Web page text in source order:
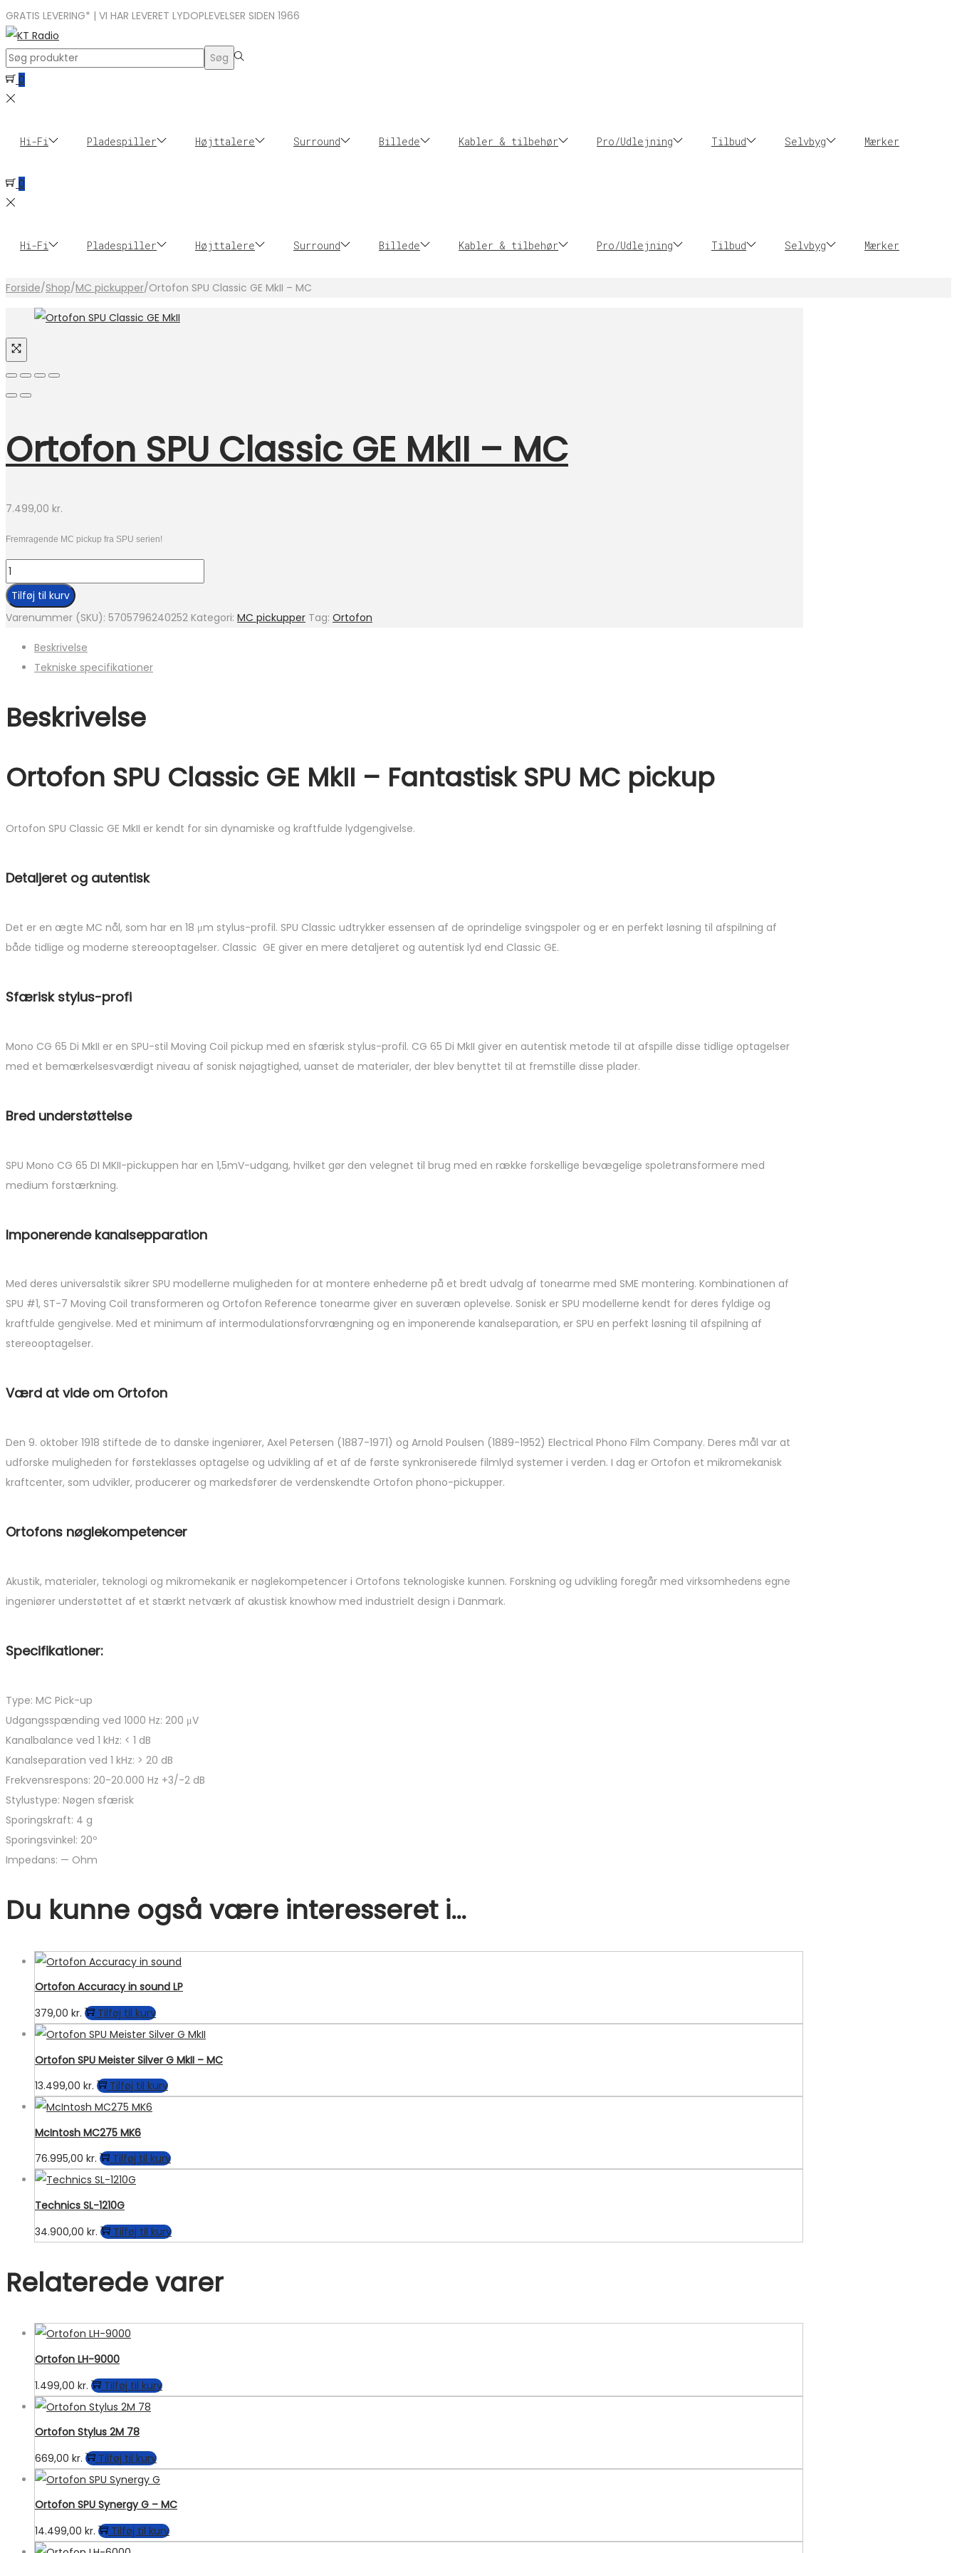
GRATIS LEVERING* | VI HAR LEVERET LYDOPLEVELSER SIDEN 1966
Search
for:>
Søg
0
Hi-Fi Pladespiller Højttalere Surround Billede Kabler & tilbehør Pro/Udlejning Tilbud Selvbyg Mærker
0
Hi-Fi Pladespiller Højttalere Surround Billede Kabler & tilbehør Pro/Udlejning Tilbud Selvbyg Mærker
Forside/Shop/MC pickupper/Ortofon SPU Classic GE MkII – MC
Ortofon SPU Classic GE MkII – MC
7.499,00 kr.
Fremragende MC pickup fra SPU serien!
Ortofon
SPU
Classic
MkII
antal
Tilføj til kurv
Varenummer (SKU): 5705796240252 Kategori: MC pickupper Tag: Ortofon
Beskrivelse
Tekniske specifikationer
Beskrivelse
Ortofon SPU Classic GE MkII – Fantastisk SPU MC pickup
Ortofon SPU Classic GE MkII er kendt for sin dynamiske og kraftfulde lydgengivelse.
Detaljeret og autentisk
Det er en ægte MC nål, som har en 18 μm stylus-profil. SPU Classic udtrykker essensen af de oprindelige svingspoler og er en perfekt løsning til afspilning af
både tidlige og moderne stereooptagelser. Classic GE giver en mere detaljeret og autentisk lyd end Classic GE.
Sfærisk stylus-profi
Mono CG 65 Di MkII er en SPU-stil Moving Coil pickup med en sfærisk stylus-profil. CG 65 Di MkII giver en autentisk metode til at afspille disse tidlige optagelser
med et bemærkelsesværdigt niveau af sonisk nøjagtighed, uanset de materialer, der blev benyttet til at fremstille disse plader.
Bred understøttelse
SPU Mono CG 65 DI MKII-pickuppen har en 1,5mV-udgang, hvilket gør den velegnet til brug med en række forskellige bevægelige spoletransformere med
medium forstærkning.
Imponerende kanalsepparation
Med deres universalstik sikrer SPU modellerne muligheden for at montere enhederne på et bredt udvalg af tonearme med SME montering. Kombinationen af ​​
SPU #1, ST-7 Moving Coil transformeren og Ortofon Reference tonearme giver en suveræn oplevelse. Sonisk er SPU modellerne kendt for deres fyldige og
kraftfulde gengivelse. Med et minimum af intermodulationsforvrængning og en imponerende kanalseparation, er SPU en perfekt løsning til afspilning af
stereooptagelser.
Værd at vide om Ortofon
Den 9. oktober 1918 stiftede de to danske ingeniører, Axel Petersen (1887-1971) og Arnold Poulsen (1889-1952) Electrical Phono Film Company. Deres mål var at
udforske muligheden for førsteklasses optagelse og udvikling af et af de første synkroniserede filmlyd systemer i verden. I dag er Ortofon et mikromekanisk
kraftcenter, som udvikler, producerer og markedsfører de verdenskendte Ortofon phono-pickupper.
Ortofons nøglekompetencer
Akustik, materialer, teknologi og mikromekanik er nøglekompetencer i Ortofons teknologiske kunnen. Forskning og udvikling foregår med virksomhedens egne
ingeniører understøttet af et stærkt netværk af akustisk knowhow med industrielt design i Danmark.
Specifikationer:
Type: MC Pick-up
Udgangsspænding ved 1000 Hz: 200 μV
Kanalbalance ved 1 kHz: < 1 dB
Kanalseparation ved 1 kHz: > 20 dB
Frekvensrespons: 20-20.000 Hz +3/-2 dB
Stylustype: Nøgen sfærisk
Sporingskraft: 4 g
Sporingsvinkel: 20º
Impedans: — Ohm
Du kunne også være interesseret i…
Ortofon Accuracy in sound LP
379,00 kr. Tilføj til kurv
Ortofon SPU Meister Silver G MkII – MC
13.499,00 kr. Tilføj til kurv
McIntosh MC275 MK6
76.995,00 kr. Tilføj til kurv
Technics SL-1210G
34.900,00 kr. Tilføj til kurv
Relaterede varer
Ortofon LH-9000
1.499,00 kr. Tilføj til kurv
Ortofon Stylus 2M 78
669,00 kr. Tilføj til kurv
Ortofon SPU Synergy G – MC
14.499,00 kr. Tilføj til kurv